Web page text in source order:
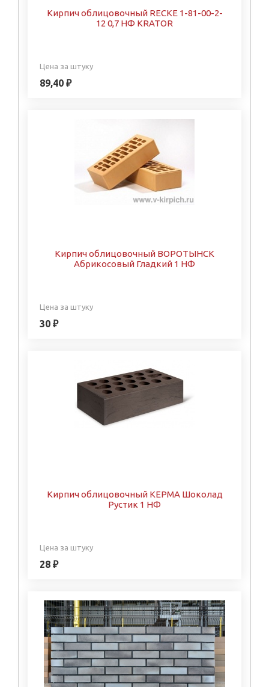
Кирпич облицовочный RECKE 1-81-00-2-
12 0,7 НФ KRATOR
Цена за штуку
89,40 ₽
Кирпич облицовочный ВОРОТЫНСК
Абрикосовый Гладкий 1 НФ
Цена за штуку
30 ₽
Кирпич облицовочный КЕРМА Шоколад
Рустик 1 НФ
Цена за штуку
28 ₽